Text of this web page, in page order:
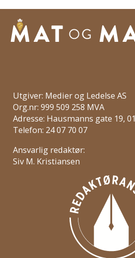
Utgiver: Medier og Ledelse AS
Org.nr: 999 509 258 MVA
Adresse: Hausmanns gate 19,
Telefon: 24 07 70 07
Ansvarlig redaktør:
Siv M. Kristiansen